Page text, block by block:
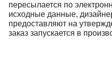
пересылается по
исходные данные,
предоставляют на
заказ запускается в